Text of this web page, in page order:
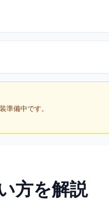
準備中です。
方を解説